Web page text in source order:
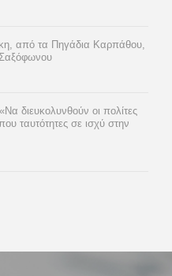
από τα Πηγάδια Καρπάθου,
οι πολίτες
ταυτότητες σε ισχύ στην